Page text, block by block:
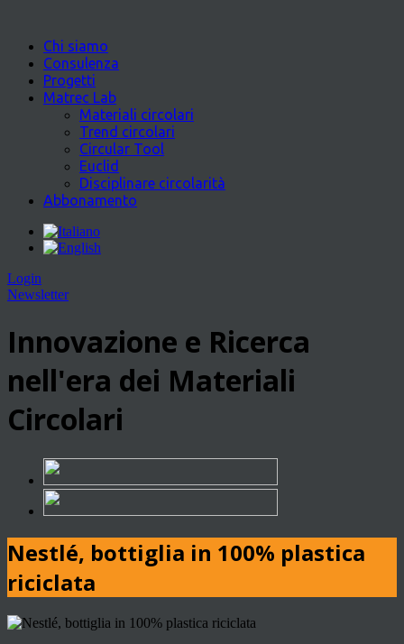
Chi siamo
Consulenza
Progetti
Matrec Lab
Materiali circolari
Trend circolari
Circular Tool
Euclid
Disciplinare circolarità
Abbonamento
Login
Newsletter
Innovazione e Ricerca
nell'era dei Materiali
Circolari
Nestlé, bottiglia in 100% plastica
riciclata